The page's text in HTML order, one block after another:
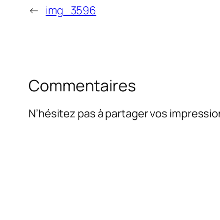
← img_3596
Commentaires
N’hésitez pas à partager vos